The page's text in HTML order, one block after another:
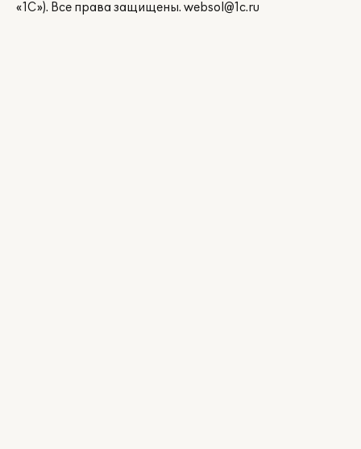
«1С»). Все права защищены. websol@1c.ru